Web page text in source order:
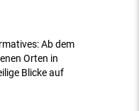
Ab dem
Orten in
Blicke auf